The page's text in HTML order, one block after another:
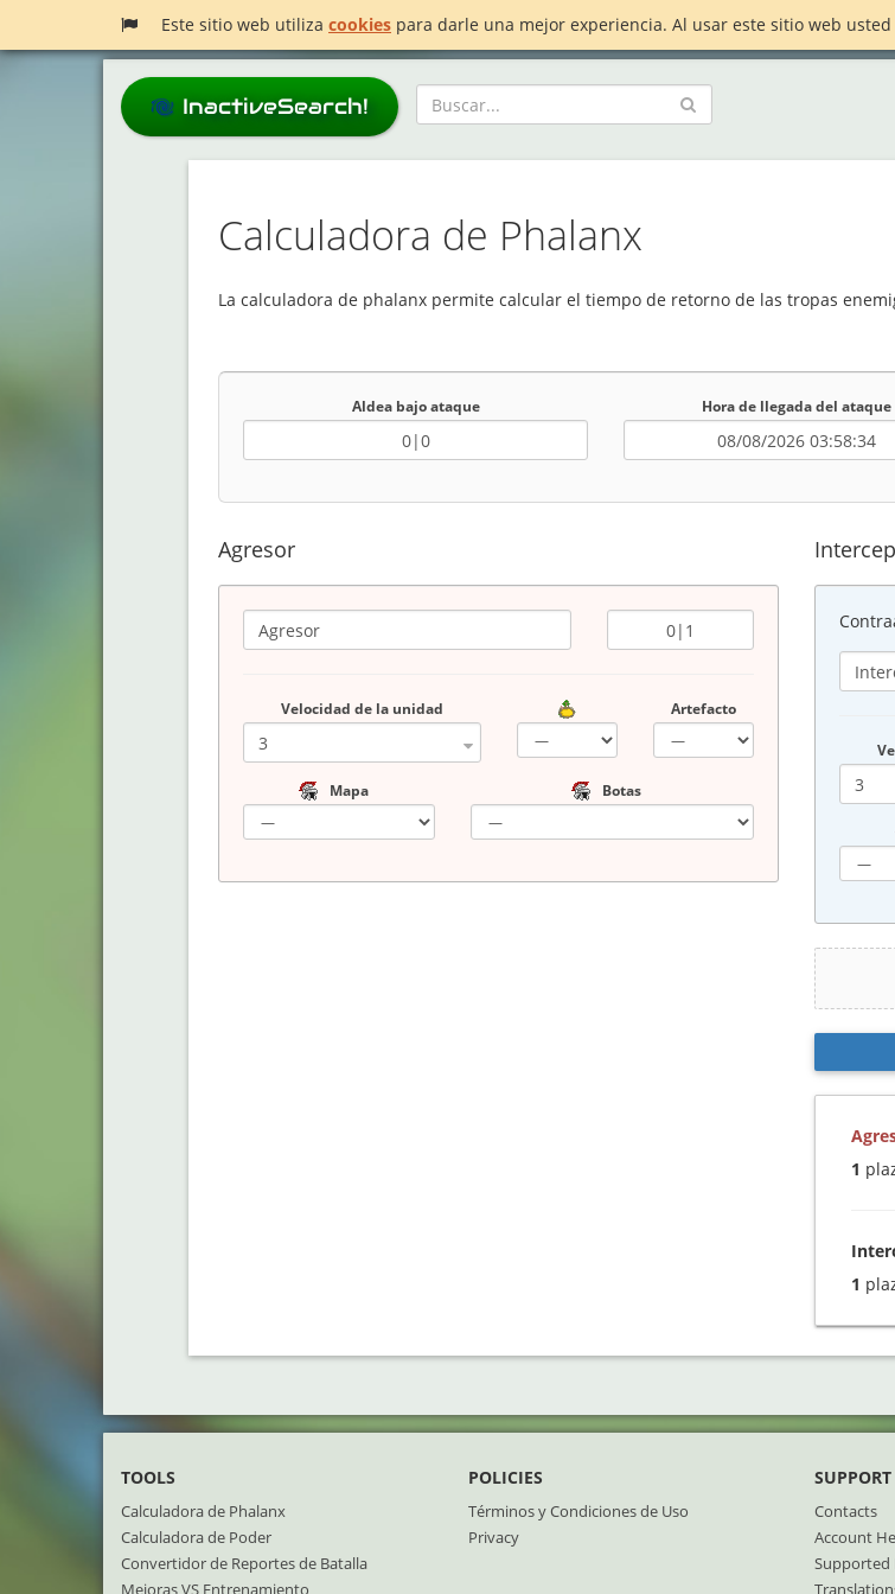
Este sitio web utiliza cookies para darle una mejor experiencia. Al usar este sitio web
InactiveSearch!
Calculadora de Phalanx
La calculadora de phalanx permite calcular el tiempo de retorno de las tropas
Aldea bajo ataque Hora de llegada del ataque
Agresor
Velocidad de la unidad Artefacto
Mapa Botas
1
1
TOOLS
Calculadora de Phalanx
Calculadora de Poder
Convertidor de Reportes de Batalla
Mejoras VS Entrenamiento
POLICIES
Términos y Condiciones de Uso
Privacy
SUPPORT
Contacts
Account
Supported